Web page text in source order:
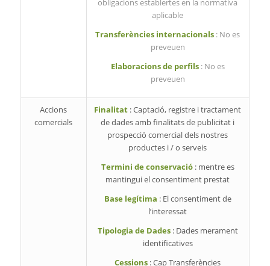
obligacions establertes en la normativa
aplicable
Transferències internacionals : No es
preveuen
Elaboracions de perfils : No es
preveuen
Accions
comercials
Finalitat : Captació, registre i tractament
de dades amb finalitats de publicitat i
prospecció comercial dels nostres
productes i / o serveis
Termini de conservació : mentre es
mantingui el consentiment prestat
Base legítima : El consentiment de
l’interessat
Tipologia de Dades : Dades merament
identificatives
Cessions : Cap Transferències